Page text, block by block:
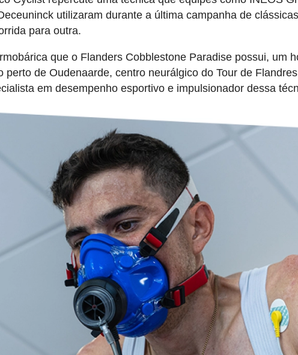
utilizaram durante a última campanha de
para outra.
que o Flanders Cobblestone Paradise possui, um
perto de Oudenaarde, centro neurálgico do Tour de
em desempenho esportivo e impulsionador dessa